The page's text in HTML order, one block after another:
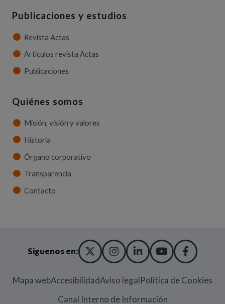
Publicaciones y estudios
Revista Actas
Artículos revista Actas
Publicaciones
Quiénes somos
Misión, visión y valores
Historia
Órgano corporativo
Transparencia
Contacto
Siguenos en: X TWITTER
(ABRE EN NUEVA
INSTAGRAM
(ABRE EN NUEVA
LINKEDIN
(ABRE EN
YOUTUBE
(ABRE EN
Mapa webAccesibilidadAviso legalPolítica de Cookies
Canal Interno de Información(Abre en